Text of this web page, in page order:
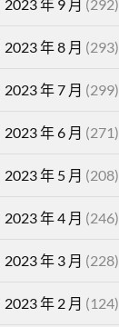
2023 年 9 月 (292)
2023 年 8 月 (293)
2023 年 7 月 (299)
2023 年 6 月 (271)
2023 年 5 月 (208)
2023 年 4 月 (246)
2023 年 3 月 (228)
2023 年 2 月 (124)